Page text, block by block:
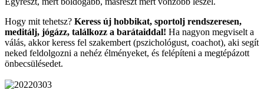
Hogy mit tehetsz? Keress új hobbikat, sportolj rendszeresen,
meditálj, jógázz, találkozz a barátaiddal! Ha nagyon megviselt a
válás, akkor keress fel szakembert (pszichológust, coachot), aki segít
neked feldolgozni a nehéz élményeket, és felépíteni a megtépázott
önbecsülésedet.